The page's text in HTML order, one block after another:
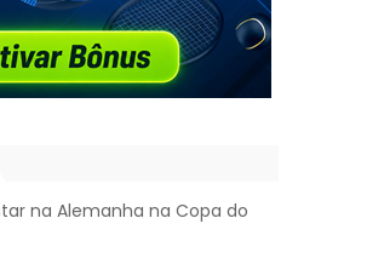
na Alemanha na Copa do